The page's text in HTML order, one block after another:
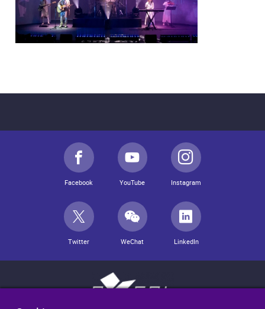
Facebook YouTube Instagram
Twitter WeChat LinkedIn